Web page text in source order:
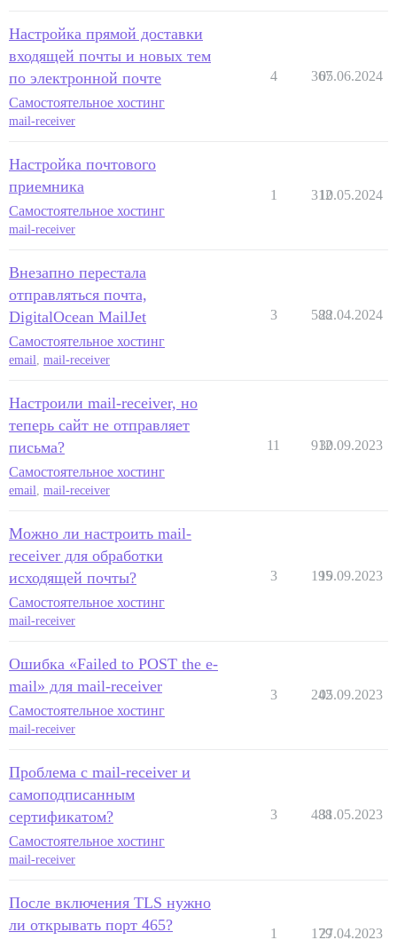
Настройка прямой доставки
входящей почты и новых тем
по электронной почте
Самостоятельное хостинг
mail-receiver
4 367
05.06.2024
Настройка почтового
приемника
Самостоятельное хостинг
mail-receiver
1 312
10.05.2024
Внезапно перестала
отправляться почта,
DigitalOcean MailJet
Самостоятельное хостинг
email, mail-receiver
3 588
22.04.2024
Настроили mail-receiver, но
теперь сайт не отправляет
письма?
Самостоятельное хостинг
email, mail-receiver
11 912
30.09.2023
Можно ли настроить mail-
receiver для обработки
исходящей почты?
Самостоятельное хостинг
mail-receiver
3 195
19.09.2023
Ошибка «Failed to POST the e-
mail» для mail-receiver
Самостоятельное хостинг
mail-receiver
3 242
05.09.2023
Проблема с mail-receiver и
самоподписанным
сертификатом?
Самостоятельное хостинг
mail-receiver
3 488
31.05.2023
После включения TLS нужно
ли открывать порт 465?
1 179
27.04.2023